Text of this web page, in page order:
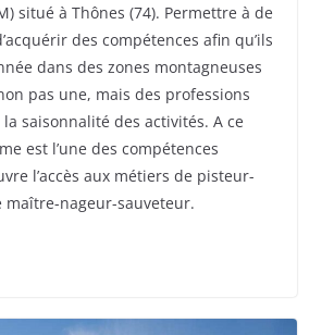
situé à Thônes (74). Permettre à de
des compétences afin qu’ils
dans des zones montagneuses
pas une, mais des professions
saisonnalité des activités. A ce
est l’une des compétences
l’accès aux métiers de pisteur-
maître-nageur-sauveteur.